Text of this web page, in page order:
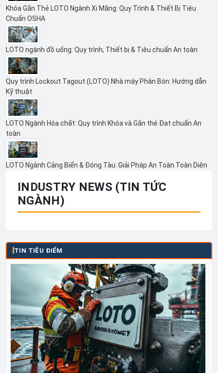
Khóa Gắn Thẻ LOTO Ngành Xi Măng: Quy Trình & Thiết Bị Tiêu
Chuẩn OSHA
LOTO ngành đồ uống: Quy trình, Thiết bị & Tiêu chuẩn An toàn
Quy trình Lockout Tagout (LOTO) Nhà máy Phân Bón: Hướng dẫn
Kỹ thuật
LOTO Ngành Hóa chất: Quy trình Khóa và Gắn thẻ Đạt chuẩn An
toàn
LOTO Ngành Cảng Biển & Đóng Tàu: Giải Pháp An Toàn Toàn Diện
INDUSTRY NEWS (TIN TỨC
NGÀNH)
TIN TIÊU ĐIỂM